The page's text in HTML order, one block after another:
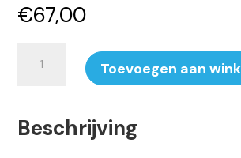
€67,00
BeneHeart
Elektroden
Toevoegen aan
Beschrijving